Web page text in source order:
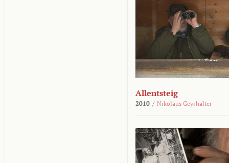
Allentsteig
2010 / Nikolaus Geyrhalter